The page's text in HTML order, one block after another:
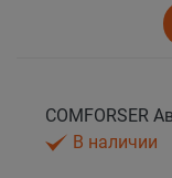
В наличии